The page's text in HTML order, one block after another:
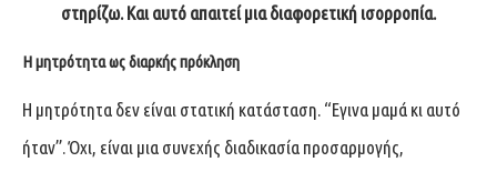
στηρίζω. Και αυτό απαιτεί μια διαφορετική ισορροπία.
Η μητρότητα ως διαρκής πρόκληση
Η μητρότητα δεν είναι στατική κατάσταση. “Εγινα μαμά κι αυτό
ήταν”. Όχι, είναι μια συνεχής διαδικασία προσαρμογής,